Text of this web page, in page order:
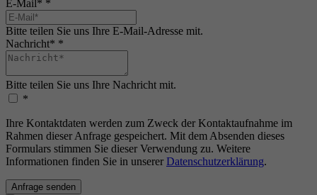
E-Mail* *
Bitte teilen Sie uns Ihre E-Mail-Adresse mit.
Nachricht* *
Bitte teilen Sie uns Ihre Nachricht mit.
*
Ihre Kontaktdaten werden zum Zweck der Kontaktaufnahme im
Rahmen dieser Anfrage gespeichert. Mit dem Absenden dieses
Formulars stimmen Sie dieser Verwendung zu. Weitere
Informationen finden Sie in unserer Datenschutzerklärung.
Anfrage senden